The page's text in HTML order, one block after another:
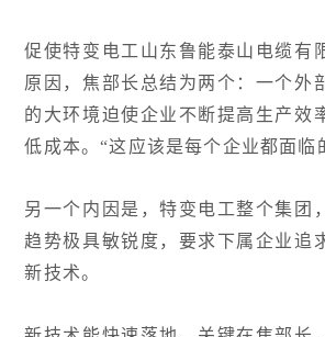
促使特变电工山东鲁能泰山电缆有
原因，焦部长总结为两个：一个外
的大环境迫使企业不断提高生产效
低成本。“这应该是每个企业都面临
另一个内因是，特变电工整个集团
趋势极具敏锐度，要求下属企业追
新技术。